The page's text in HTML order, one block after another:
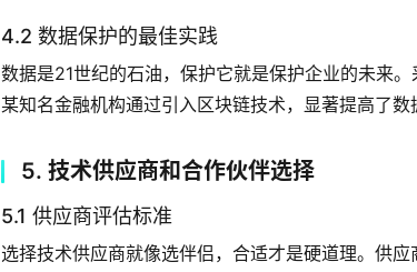
4.2 数据保护的最佳实践
数据是21世纪的石油，保护它就是保护企业的未来
某知名金融机构通过引入区块链技术，显著提高了数
5. 技术供应商和合作伙伴选择
5.1 供应商评估标准
选择技术供应商就像选伴侣，合适才是硬道理。供